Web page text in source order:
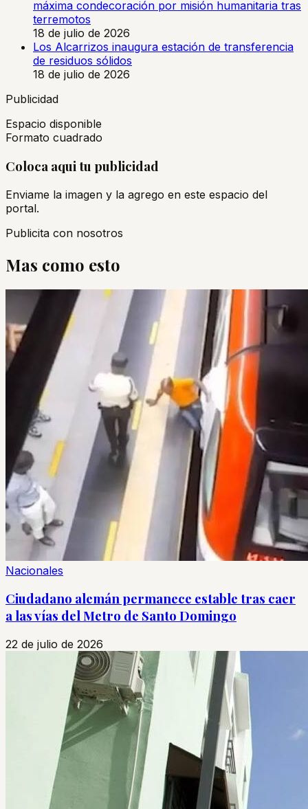
máxima condecoración por misión humanitaria tras
terremotos
18 de julio de 2026
Los Alcarrizos inaugura estación de transferencia
de residuos sólidos
18 de julio de 2026
Publicidad
Espacio disponible
Formato cuadrado
Coloca aqui tu publicidad
Enviame la imagen y la agrego en este espacio del
portal.
Publicita con nosotros
Mas como esto
Nacionales
Ciudadano alemán permanece estable tras caer
a las vías del Metro de Santo Domingo
22 de julio de 2026